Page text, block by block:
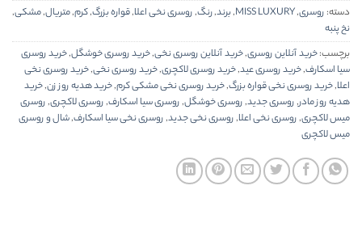
دسته: روسری,
MISS LUXURY
,برند,رنگ,روسری نخی اعلا,قواره بزرگ,کرم,متریال,مشکی,
نخ پنبه
برچسب:خرید آنلاین روسری,خرید آنلاین روسری نخی,خرید روسری خوشگل,خرید روسری
سیا اسکارف,خرید روسری عید,خرید روسری لاکچری,خرید روسری نخی,خرید روسری نخی
اعلا,خرید روسری نخی قواره بزرگ,خرید روسری نخی مشکی کرم,خرید هدیه روز زن,خرید
هدیه روز مادر,روسری جدید,روسری خوشگل,روسری سیا اسکارف,روسری لاکچری,روسری
میس لاکچری,روسری نخی اعلا,روسری نخی جدید,روسری نخی سیا اسکارف,شال و روسری
میس لاکچری